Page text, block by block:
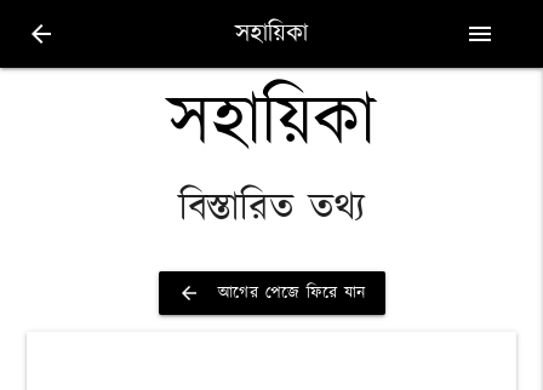
arrow_back সহায়িকা menu
সহায়িকা
বিস্তারিত তথ্য
arrow_back আগের পেজে ফিরে যান